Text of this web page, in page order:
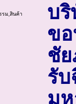
รม,สินค้า
บ
ข
ชั
รั
ม